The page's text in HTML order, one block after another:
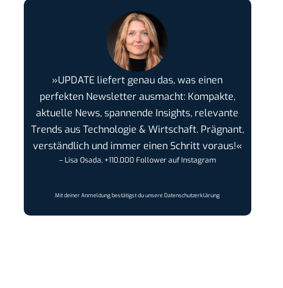
»UPDATE liefert genau das, was einen
perfekten Newsletter ausmacht: Kompakte,
aktuelle News, spannende Insights, relevante
Trends aus Technologie & Wirtschaft. Prägnant,
verständlich und immer einen Schritt voraus!«
– Lisa Osada, +110.000 Follower auf Instagram
Mit deiner Anmeldung bestätigst du unsereDatenschutzerklärung